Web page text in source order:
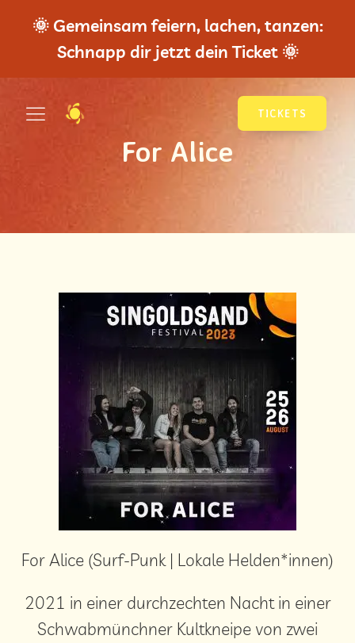
🌞 Gemeinsam feiern, lachen, tanzen:
Schnapp dir jetzt dein Ticket 🌞
TICKETS
For Alice
For Alice (Surf-Punk | Lokale Helden*innen)
2021 in einer durchzechten Nacht in einer
Schwabmünchner Kultkneipe von zwei